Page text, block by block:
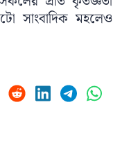
সাংবাদিক মহলেও